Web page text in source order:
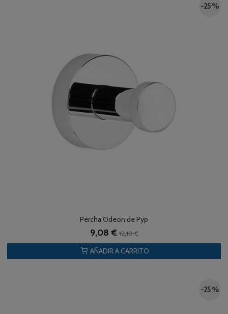
-25 %
Percha Odeon de Pyp
9,08 €12,10 €
AÑADIR A CARRITO
-25 %